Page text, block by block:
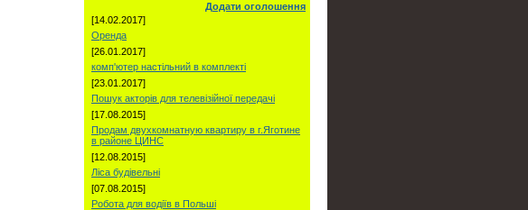
Додати оголошення
[14.02.2017]
Оренда
[26.01.2017]
комп'ютер настільний в комплекті
[23.01.2017]
Пошук акторів для телевізійної передачі
[17.08.2015]
Продам двухкомнатную квартиру в г.Яготине
в районе ЦИНС
[12.08.2015]
Ліса будівельні
[07.08.2015]
Робота для водіїв в Польші